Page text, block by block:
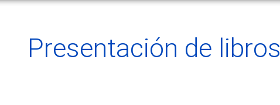
Presentación de libros